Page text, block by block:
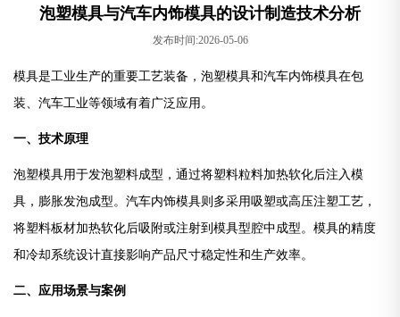
泡塑模具与汽车内饰模具的设计制造技术分析
发布时间:2026-05-06
模具是工业生产的重要工艺装备，泡塑模具和汽车内饰模具在包
装、汽车工业等领域有着广泛应用。
一、技术原理
泡塑模具用于发泡塑料成型，通过将塑料粒料加热软化后注入模
具，膨胀发泡成型。汽车内饰模具则多采用吸塑或高压注塑工艺，
将塑料板材加热软化后吸附或注射到模具型腔中成型。模具的精度
和冷却系统设计直接影响产品尺寸稳定性和生产效率。
二、应用场景与案例